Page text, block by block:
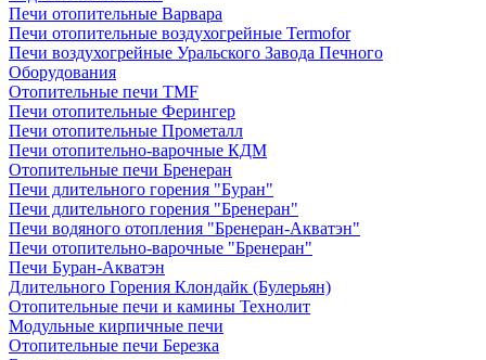
Печи отопительные Варвара
Печи отопительные воздухогрейные Termofor
Печи воздухогрейные Уральского Завода Печного
Оборудования
Отопительные печи TMF
Печи отопительные Ферингер
Печи отопительные Прометалл
Печи отопительно-варочные КДМ
Отопительные печи Бренеран
Печи длительного горения "Буран"
Печи длительного горения "Бренеран"
Печи водяного отопления "Бренеран-Акватэн"
Печи отопительно-варочные "Бренеран"
Печи Буран-Акватэн
Длительного Горения Клондайк (Булерьян)
Отопительные печи и камины Технолит
Модульные кирпичные печи
Отопительные печи Березка